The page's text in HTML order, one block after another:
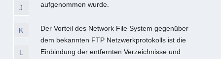
J
K
L
aufgenommen wurde.
Der Vorteil des Network File System gegenüber
dem bekannten FTP Netzwerkprotokolls ist die
Einbindung der entfernten Verzeichnisse und